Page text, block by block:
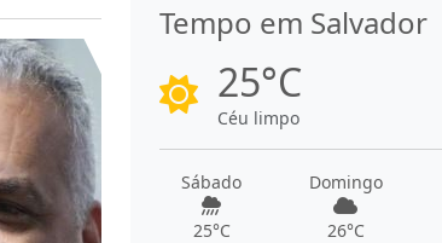
Tempo em Salvador
25°C
Céu limpo
Sábado
25°C
Domingo
26°C